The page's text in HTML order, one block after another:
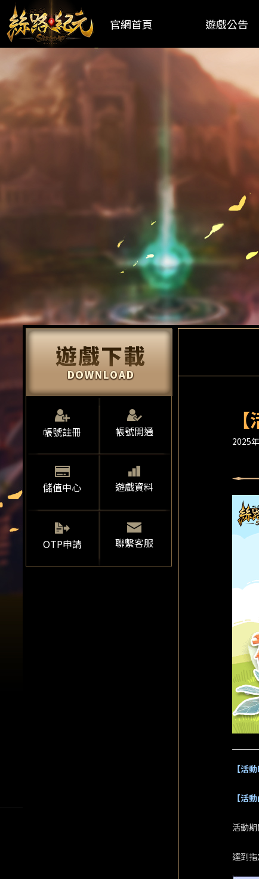
官網首頁 遊戲公告
帳號註冊 帳號開通
儲值中心 遊戲資料
OTP申請 聯繫客服
2025
【活
【活
活動
達到